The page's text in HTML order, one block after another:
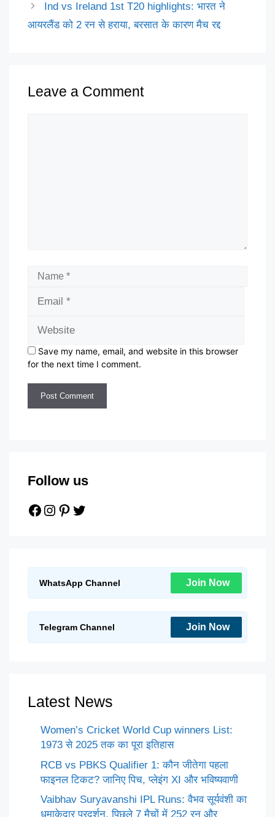
Ind vs Ireland 1st T20 highlights: भारत ने
आयरलैंड को 2 रन से हराया, बरसात के कारण मैच रद्द
Leave a Comment
Name
Save my name, email, and website in this browser
for the next time I comment.
Follow us
Facebook
Instagram
Pinterest
Twitter
WhatsApp Channel Join Now
Telegram Channel Join Now
Latest News
Women’s Cricket World Cup winners List:
1973 से 2025 तक का पूरा इतिहास
RCB vs PBKS Qualifier 1: कौन जीतेगा पहला
फाइनल टिकट? जानिए पिच, प्लेइंग XI और भविष्यवाणी
Vaibhav Suryavanshi IPL Runs: वैभव सूर्यवंशी का
धमाकेदार प्रदर्शन, पिछले 7 मैचों में 252 रन और